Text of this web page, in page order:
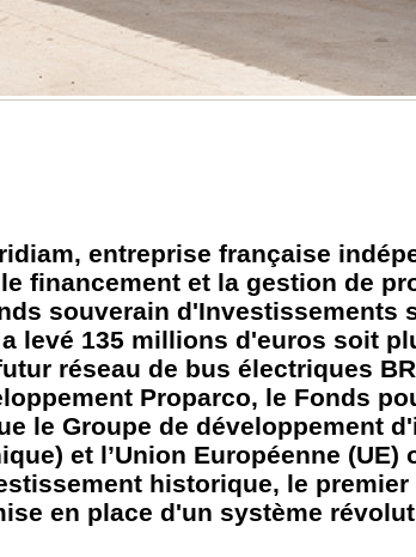
entreprise française
financement et la gestion de
souverain d'Investissements
levé 135 millions d'euros soit
réseau de bus électriques
Proparco, le Fonds
le Groupe de développement
et l’Union Européenne
historique, le premier
en place d'un système